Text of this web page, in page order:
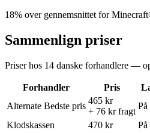
18% over gennemsnittet for
Sammenlign priser
Priser hos 14 danske forhandlere —
Forhandler Pris
Alternate Bedste pris
465 kr
+ 76 kr fragt
På
Klodskassen 470 kr På